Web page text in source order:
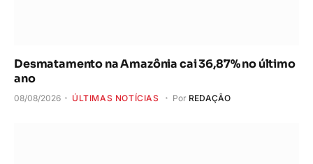
Desmatamento na Amazônia cai 36,87% no último
ano
08/08/2026 ÚLTIMAS NOTÍCIAS Por REDAÇÃO